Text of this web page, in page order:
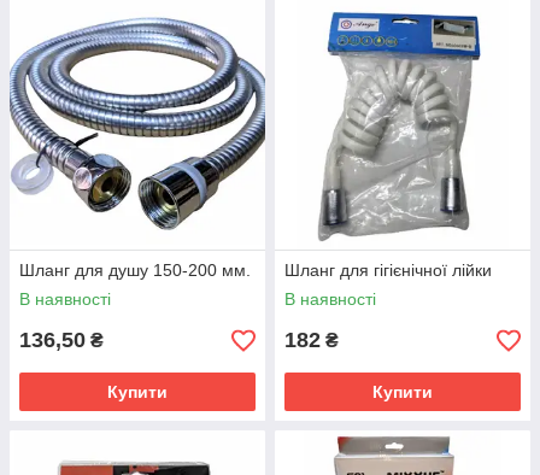
Шланг для душу 150-200 мм.
В наявності
136,50 ₴
Купити
Шланг для гігієнічної лійки
В наявності
182 ₴
Купити